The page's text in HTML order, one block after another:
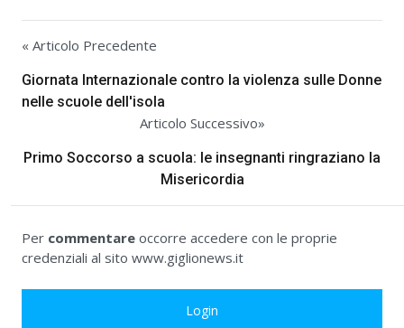
« Articolo Precedente
Giornata Internazionale contro la violenza sulle Donne
nelle scuole dell'isola
Articolo Successivo»
Primo Soccorso a scuola: le insegnanti ringraziano la
Misericordia
Per commentare occorre accedere con le proprie
credenziali al sito www.giglionews.it
Login